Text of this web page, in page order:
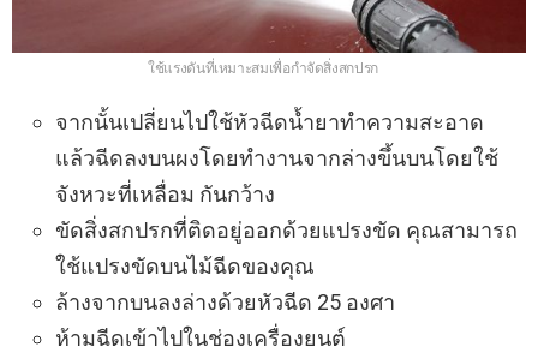
ใช้แรงดันที่เหมาะสมเพื่อกำจัดสิ่งสกปรก
จากนั้นเปลี่ยนไปใช้หัวฉีดน้ำยาทำความสะอาด
แล้วฉีดลงบนผงโดยทำงานจากล่างขึ้นบนโดยใช้
จังหวะที่เหลื่อม กันกว้าง
ขัดสิ่งสกปรกที่ติดอยู่ออกด้วยแปรงขัด คุณสามารถ
ใช้แปรงขัดบนไม้ฉีดของคุณ
ล้างจากบนลงล่างด้วยหัวฉีด 25 องศา
ห้ามฉีดเข้าไปในช่องเครื่องยนต์